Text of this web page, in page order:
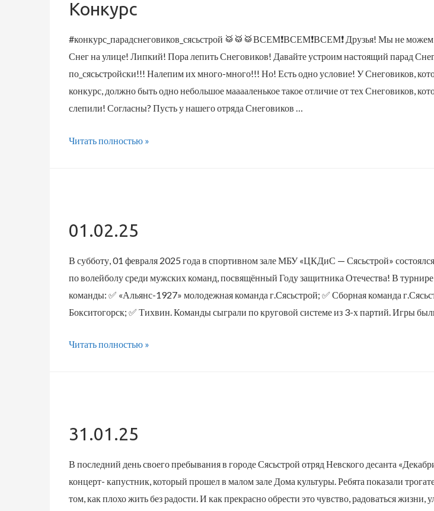
Конкурс
#конкурс_парадснеговиков_сясьстрой 🥁🥁🥁ВСЕМ❗ВСЕМ❗ВСЕМ❗ Друзья! Мы не
Снег на улице! Липкий! Пора лепить Снеговиков! Давайте устроим настоящий парад
по_сясьстройски!!! Налепим их много-много!!! Но! Есть одно условие! У Снеговиков,
конкурс, должно быть одно небольшое мааааленькое такое отличие от тех Снеговиков,
слепили! Согласны? Пусть у нашего отряда Снеговиков …
Конкурс
Читать полностью »
01.02.25
В субботу, 01 февраля 2025 года в спортивном зале МБУ «ЦКДиС — Сясьстрой»
по волейболу среди мужских команд, посвящённый Году защитника Отечества! В турнире
команды: ✅ «Альянс-1927» молодежная команда г.Сясьстрой; ✅ Сборная команда
Бокситогорск; ✅ Тихвин. Команды сыграли по круговой системе из 3-х партий. Игры
01.02.25
Читать полностью »
31.01.25
В последний день своего пребывания в городе Сясьстрой отряд Невского десанта
концерт- капустник, который прошел в малом зале Дома культуры. Ребята показали
том, как плохо жить без радости. И как прекрасно обрести это чувство, радоваться жизни,